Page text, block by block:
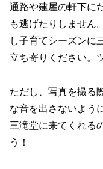
通路や建屋の軒下に
も逃げたりしません
し子育てシーズンに
立ち寄りください。
ただし、写真を撮る
な音を出さないよう
三滝堂に来てくれる
う！